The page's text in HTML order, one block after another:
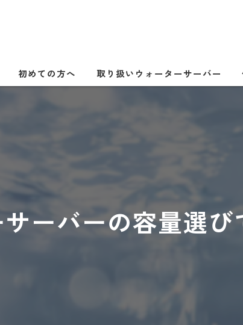
初めての方へ 取り扱いウォーターサーバー
ーバーの容量選